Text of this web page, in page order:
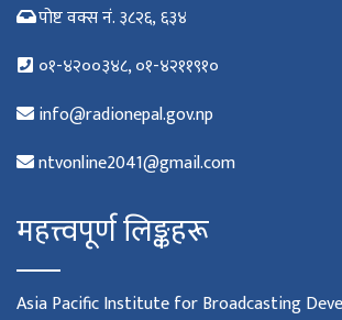
पोष्ट वक्स नं. ३८२६, ६३४
०१-४२००३४८, ०१-४२११९१०
info@radionepal.gov.np
ntvonline2041@gmail.com
महत्त्वपूर्ण लिङ्कहरू
Asia Pacific Institute for Broadcasting